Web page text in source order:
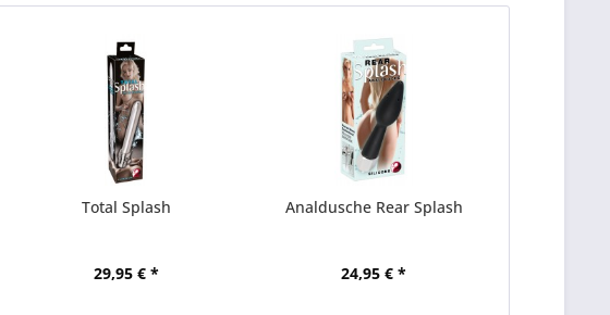
Total Splash
29,95 € *
Analdusche Rear Splash
24,95 € *